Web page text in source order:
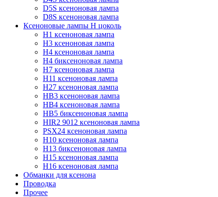
D5S ксеноновая лампа
D8S ксеноновая лампа
Ксеноновые лампы Н цоколь
H1 ксеноновая лампа
H3 ксеноновая лампа
H4 ксеноновая лампа
H4 биксеноновая лампа
H7 ксеноновая лампа
H11 ксеноновая лампа
H27 ксеноновая лампа
HB3 ксеноновая лампа
HB4 ксеноновая лампа
HB5 биксеноновая лампа
HIR2 9012 ксеноновая лампа
PSX24 ксеноновая лампа
H10 ксеноновая лампа
H13 биксеноновая лампа
H15 ксеноновая лампа
H16 ксеноновая лампа
Обманки для ксенона
Проводка
Прочее